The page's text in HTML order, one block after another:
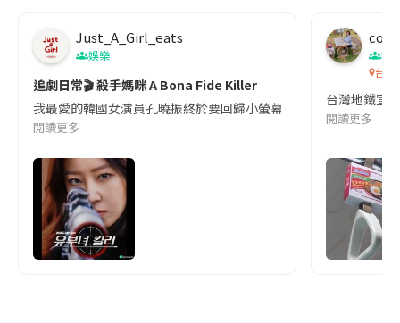
Just_A_Girl_eats
娛樂
追劇日常🎬 殺手媽咪 A Bona Fide Killer
我最愛的韓國女演員孔曉振終於要回歸小螢幕啦!這次的劇本改編
閱讀更多
co
吹
台灣
台灣地鐵宣
閱讀更多